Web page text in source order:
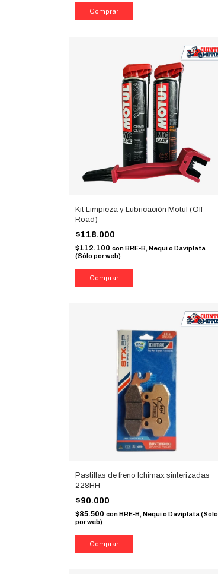
Kit Limpieza y Lubricación Motul (Off
Road)
$118.000
$112.100 conBRE-B, Nequi o Daviplata
(Sólo por web)
Pastillas de freno Ichimax sinterizadas
228HH
$90.000
$85.500 conBRE-B, Nequi o Daviplata (Sólo
por web)